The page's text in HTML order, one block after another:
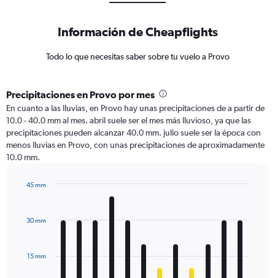
Información de Cheapflights
Todo lo que necesitas saber sobre tu vuelo a Provo
Precipitaciones en Provo por mes
En cuanto a las lluvias, en Provo hay unas precipitaciones de a partir de
10.0 - 40.0 mm al mes. abril suele ser el mes más lluvioso, ya que las
precipitaciones pueden alcanzar 40.0 mm. julio suele ser la época con
menos lluvias en Provo, con unas precipitaciones de aproximadamente
10.0 mm.
with
12
The
15 mm
30 mm
45 mm